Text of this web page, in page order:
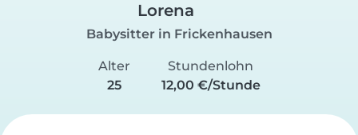
Lorena
Babysitter in Frickenhausen
Alter
25
Stundenlohn
12,00 €/Stunde